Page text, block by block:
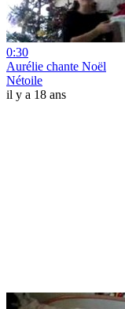
0:30
Aurélie chante Noël
Nétoile
il y a 18 ans